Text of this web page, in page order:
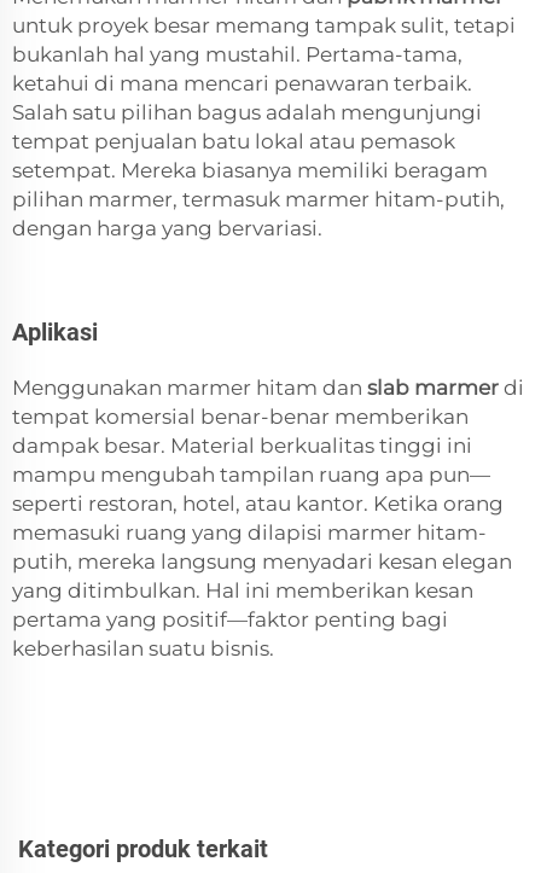
untuk proyek besar memang tampak sulit, tetapi
bukanlah hal yang mustahil. Pertama-tama,
ketahui di mana mencari penawaran terbaik.
Salah satu pilihan bagus adalah mengunjungi
tempat penjualan batu lokal atau pemasok
setempat. Mereka biasanya memiliki beragam
pilihan marmer, termasuk marmer hitam-putih,
dengan harga yang bervariasi.
Aplikasi
Menggunakan marmer hitam dan slab marmer di
tempat komersial benar-benar memberikan
dampak besar. Material berkualitas tinggi ini
mampu mengubah tampilan ruang apa pun—
seperti restoran, hotel, atau kantor. Ketika orang
memasuki ruang yang dilapisi marmer hitam-
putih, mereka langsung menyadari kesan elegan
yang ditimbulkan. Hal ini memberikan kesan
pertama yang positif—faktor penting bagi
keberhasilan suatu bisnis.
Kategori produk terkait